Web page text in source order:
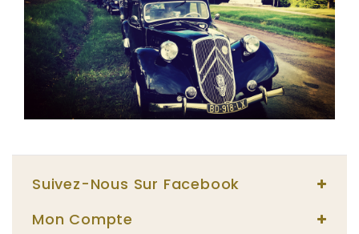
Suivez-Nous Sur Facebook
Mon Compte